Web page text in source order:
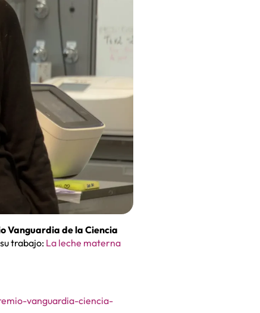
Vanguardia de la Ciencia
trabajo:La leche materna
vanguardia-ciencia-